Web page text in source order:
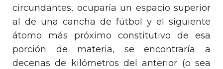
circundantes, ocuparía un espacio superior
al de una cancha de fútbol y el siguiente
átomo más próximo constitutivo de esa
porción de materia, se encontraría a
decenas de kilómetros del anterior (o sea